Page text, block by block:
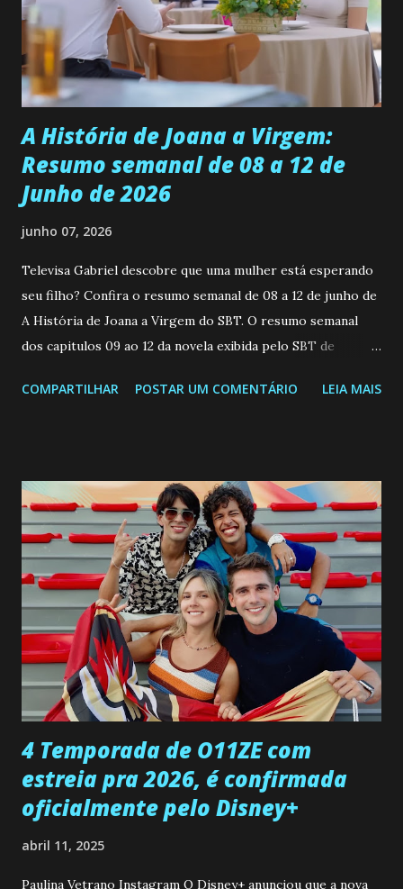
muito madura para a idade, determinada, criativa e
empática. Detesta injustiças e é uma ótima amiga. Pode ser
teimosa e muito persistente quando decide fazer algo.
Durante um exame ginecológico, ela é inseminada por eng...
A História de Joana a Virgem:
Resumo semanal de 08 a 12 de
Junho de 2026
junho 07, 2026
Televisa Gabriel descobre que uma mulher está esperando
seu filho? Confira o resumo semanal de 08 a 12 de junho de
A História de Joana a Virgem do SBT. O resumo semanal
dos capitulos 09 ao 12 da novela exibida pelo SBT de
a Programação Semanal do SBT de 08/06/26 a 14/06/26
confessa a Gabriel que ele demonstrou ser o tipo de
pessoa que ela tanto desejou durante toda a vida. Camila
entra no quarto de Gabriel e imagina como seria o
encontro deles, quando conseguir seduzi-lo. Manuel avisa a
Paula sobre a suposta infidelidade de Gabriel com Joana.
Rogerio consegue se livrar de todas as suspeitas pelo
desaparecimento de Francisco, apontando que ele poderia
ter sido vítima da fúria de Gabriel. Artur informa a Gabriel
que a clínica inseminou por engano outra paciente, que está
...
COMPARTILHAR POSTAR UM COMENTÁRIO LEIA MAIS
4 Temporada de O11ZE com
estreia pra 2026, é confirmada
oficialmente pelo Disney+
abril 11, 2025
Paulina Vetrano Instagram O Disney+ anunciou que a nova